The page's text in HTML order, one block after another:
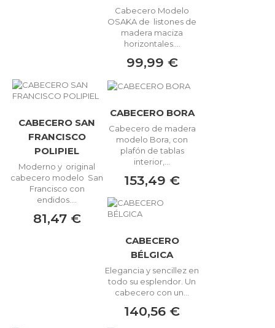
Cabecero Modelo
OSAKA de listones de
madera maciza
horizontales....
99,99 €
CABECERO SAN
FRANCISCO
POLIPIEL
Moderno y original
cabecero modelo San
Francisco con
endidos....
81,47 €
CABECERO BORA
Cabecero de madera
modelo Bora, con
plafón de tablas
interior,...
153,49 €
CABECERO
BÉLGICA
Elegancia y sencillez en
todo su esplendor. Un
cabecero con un...
140,56 €